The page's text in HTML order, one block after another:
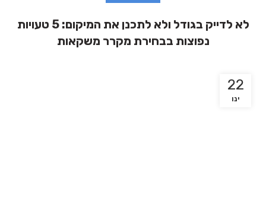
לא לדייק בגודל ולא לתכנן את המיקום: 5 טעויות
נפוצות בבחירת מקרר משקאות
22
ינו